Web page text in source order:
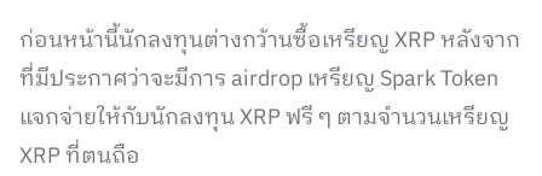
ก่อนหน้านี้นักลงทุนต่างกว้านซื้อเหรียญ XRP หลังจาก
ที่มีประกาศว่าจะมีการ airdrop เหรียญ Spark Token
แจกจ่ายให้กับนักลงทุน XRP ฟรี ๆ ตามจำนวนเหรียญ
XRP ที่ตนถือ